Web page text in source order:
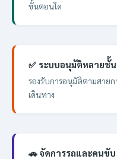
ขั้นตอนใด
✅ ระบบอนุมัติหลายชั้น
รองรับการอนุมัติตามสาย
เดินทาง
🚗 จัดการรถและคนขับ